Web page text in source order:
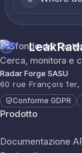
Cerca, monitora e
Radar Forge SASU
60 rue François
Conforme GDPR
Prodotto
Documentazione